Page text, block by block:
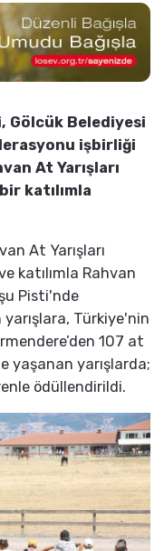
Gölcük Belediyesi
işbirliği
At Yarışları
katılımla
At Yarışları
katılımla Rahvan
Pisti'nde
Türkiye'nin
107 at
yaşanan yarışlarda;
ödüllendirildi.